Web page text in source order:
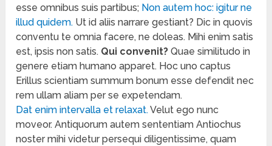
esse omnibus suis partibus; Non autem hoc: igitur ne
illud quidem. Ut id aliis narrare gestiant? Dic in quovis
conventu te omnia facere, ne doleas. Mihi enim satis
est, ipsis non satis. Qui convenit? Quae similitudo in
genere etiam humano apparet. Hoc uno captus
Erillus scientiam summum bonum esse defendit nec
rem ullam aliam per se expetendam.
Dat enim intervalla et relaxat.Velut ego nunc
moveor. Antiquorum autem sententiam Antiochus
noster mihi videtur persequi diligentissime, quam